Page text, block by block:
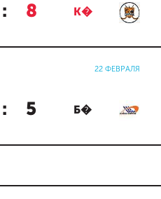
: 8 К�
22 ФЕВРАЛЯ
: 5 Б�